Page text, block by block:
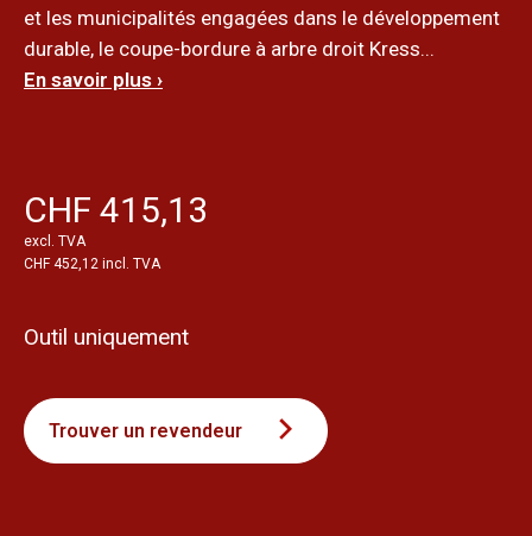
et les municipalités engagées dans le développement
durable, le coupe-bordure à arbre droit Kress...
En savoir plus ›
CHF 415,13
excl. TVA
CHF 452,12 incl. TVA
Outil uniquement
Trouver un revendeur